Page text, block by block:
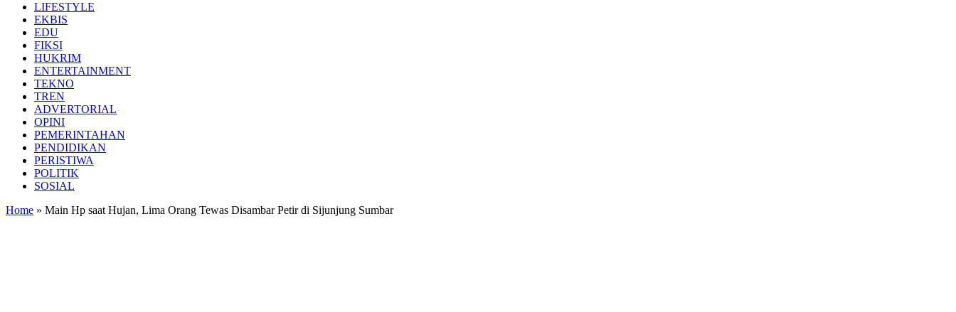
LIFESTYLE
EKBIS
EDU
FIKSI
HUKRIM
ENTERTAINMENT
TEKNO
TREN
ADVERTORIAL
OPINI
PEMERINTAHAN
PENDIDIKAN
PERISTIWA
POLITIK
SOSIAL
Home » Main Hp saat Hujan, Lima Orang Tewas Disambar Petir di Sijunjung Sumbar